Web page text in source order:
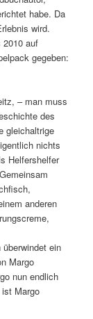
habe. Da
wird.
2010 auf
gegeben:
– man muss
des
gleichaltrige
nichts
Helfershelfer
anderen
ein
Margo
nun endlich
Margo